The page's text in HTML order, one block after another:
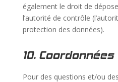
également le droit de
l’autorité de contrôle
protection des données).
10. Coordonnées
Pour des questions et/ou